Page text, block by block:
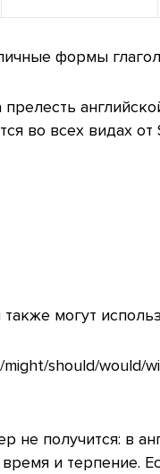
формы
во всех видах
могут
might/should/would/
не получится: в
и терпение.